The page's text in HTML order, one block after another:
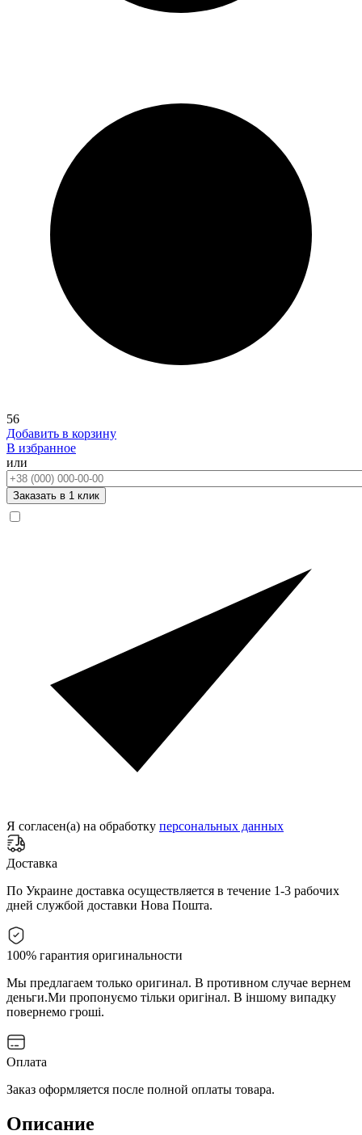
56
Добавить в корзину
В избранное
или
Телефон:
Заказать в 1 клик
Я согласен(а) на обработку персональных данных
Доставка
По Украине доставка осуществляется в течение 1-3 рабочих
дней службой доставки Нова Пошта.
100% гарантия оригинальности
Мы предлагаем только оригинал. В противном случае вернем
деньги.Ми пропонуємо тільки оригінал. В іншому випадку
повернемо гроші.
Оплата
Заказ оформляется после полной оплаты товара.
Описание